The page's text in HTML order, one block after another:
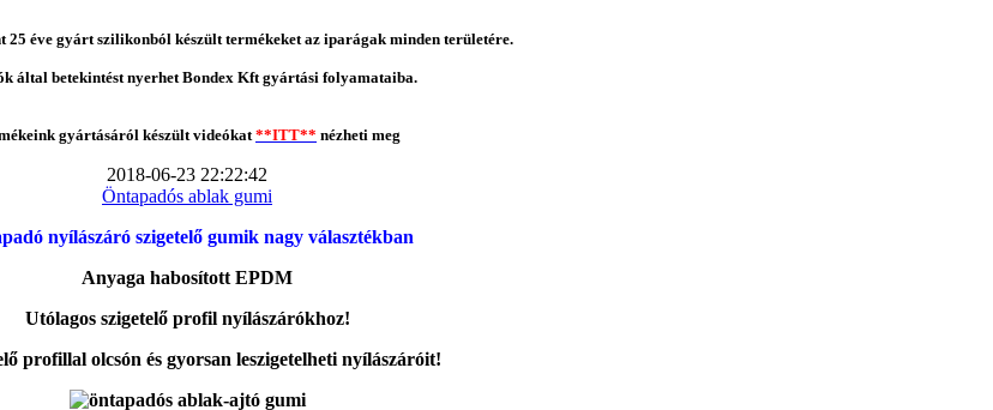
25 éve gyárt szilikonból készült termékeket az iparágak minden területére.
által betekintést nyerhet Bondex Kft gyártási folyamataiba.
gyártásáról készült videókat**ITT** nézheti meg
2018-06-23 22:22:42
Öntapadós ablak gumi
nyílászáró szigetelő gumik nagy választékban
Anyaga habosított EPDM
Utólagos szigetelő profil nyílászárókhoz!
profillal olcsón és gyorsan leszigetelheti nyílászáróit!